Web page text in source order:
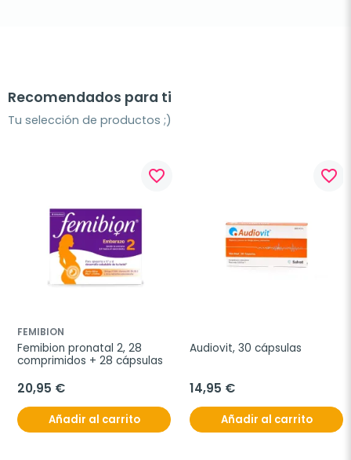
Recomendados para ti
Tu selección de productos ;)
favorite_border
FEMIBION
Femibion pronatal 2, 28
comprimidos + 28 cápsulas
20,95 €
Añadir al carrito
favorite_border
Audiovit, 30 cápsulas
14,95 €
Añadir al carrito